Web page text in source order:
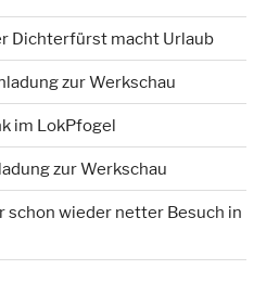
Dichterfürst macht Urlaub
zur Werkschau
im LokPfogel
zur Werkschau
schon wieder netter Besuch in